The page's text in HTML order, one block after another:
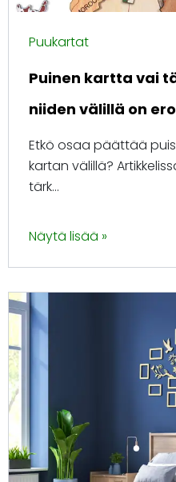
Puukartat
Puinen kartta vai
niiden välillä on
Etkö osaa päättää
kartan välillä?
tärk...
Näytä lisää »